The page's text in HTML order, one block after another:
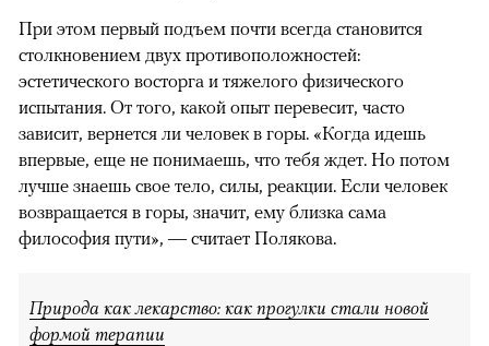
При этом первый подъем почти всегда становится
столкновением двух противоположностей:
эстетического восторга и тяжелого физического
испытания. От того, какой опыт перевесит, часто
зависит, вернется ли человек в горы. «Когда идешь
впервые, еще не понимаешь, что тебя ждет. Но потом
лучше знаешь свое тело, силы, реакции. Если человек
возвращается в горы, значит, ему близка сама
философия пути», — считает Полякова.
Природа как лекарство: как прогулки стали новой
формой терапии